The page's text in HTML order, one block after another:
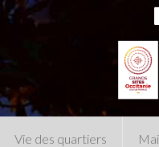
Vie des quartiers